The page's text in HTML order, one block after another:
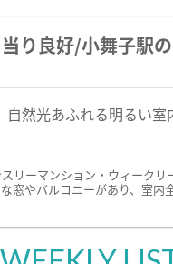
り良好/小舞子駅
自然光あふれる明るい室
リーマンション・ウィーク
窓やバルコニーがあり、室